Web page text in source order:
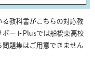
教科書がこちらの対応教
ートPlusでは船橋東高校
題集はご用意できません